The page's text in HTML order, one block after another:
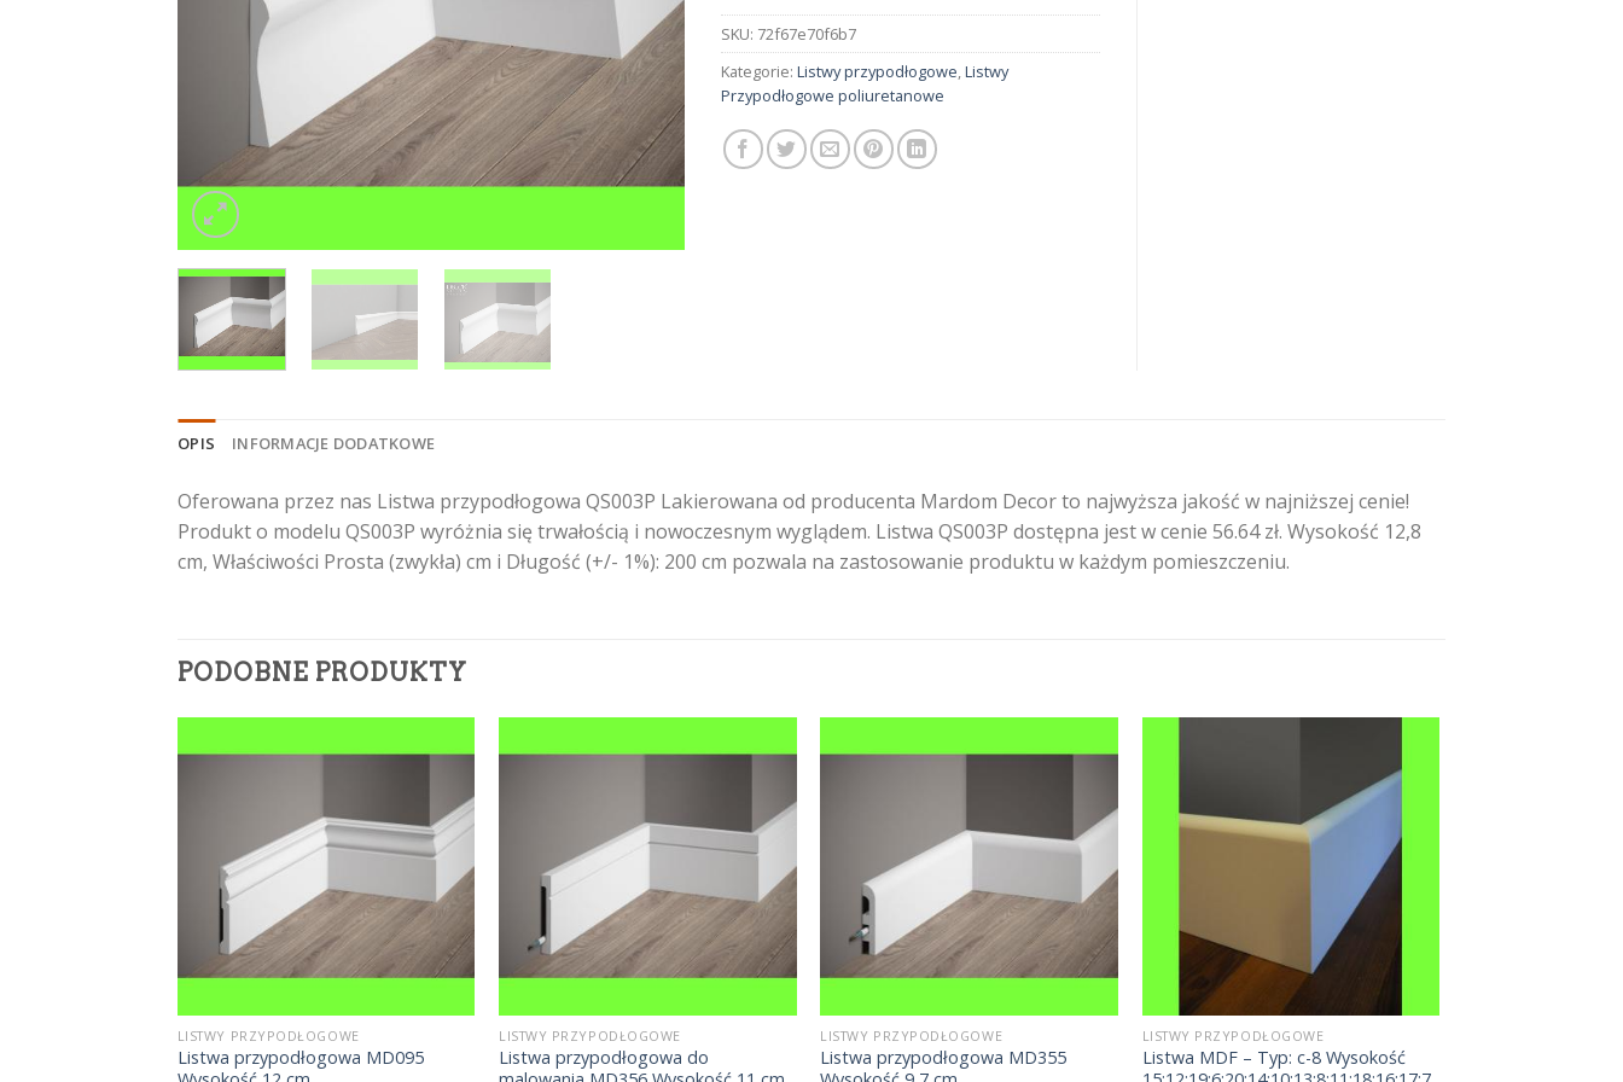
SKU: 72f67e70f6b7
Kategorie: Listwy przypodłogowe,Listwy
Przypodłogowe poliuretanowe
OPIS INFORMACJE DODATKOWE
Oferowana przez nas Listwa przypodłogowa QS003P Lakierowana od producenta Mardom Decor to najwyższa jakość w najniższej cenie!
Produkt o modelu QS003P wyróżnia się trwałością i nowoczesnym wyglądem. Listwa QS003P dostępna jest w cenie 56.64 zł. Wysokość 12,8
cm, Właściwości Prosta (zwykła) cm i Długość (+/- 1%): 200 cm pozwala na zastosowanie produktu w każdym pomieszczeniu.
PODOBNE PRODUKTY
LISTWY PRZYPODŁOGOWE
Listwa przypodłogowa MD095
LISTWY PRZYPODŁOGOWE
Listwa przypodłogowa do
LISTWY PRZYPODŁOGOWE
Listwa przypodłogowa MD355
LISTWY PRZYPODŁOGOWE
Listwa MDF – Typ: c-8 Wysokość